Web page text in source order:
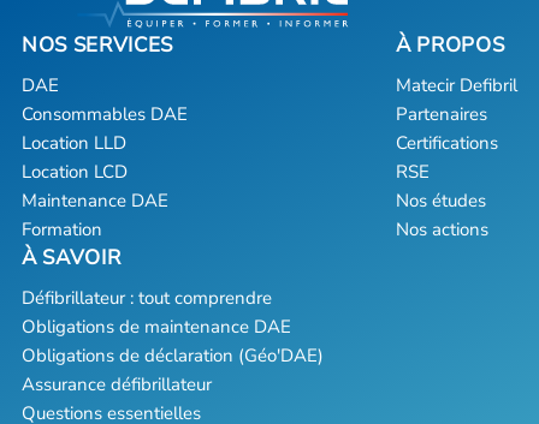
DAE
Consommables DAE
Location LLD
Location LCD
Maintenance DAE
Formation
Matecir Defibril
Partenaires
Certifications
RSE
Nos études
Nos actions
Défibrillateur : tout comprendre
Obligations de maintenance DAE
Obligations de déclaration (Géo'DAE)
Assurance défibrillateur
Questions essentielles